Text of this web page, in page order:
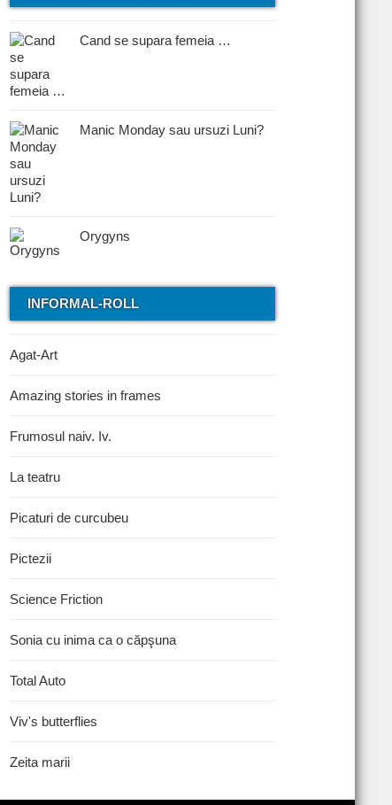
Cand se supara femeia …
Manic Monday sau ursuzi Luni?
Orygyns
INFORMAL-ROLL
Agat-Art
Amazing stories in frames
Frumosul naiv. Iv.
La teatru
Picaturi de curcubeu
Pictezii
Science Friction
Sonia cu inima ca o căpşuna
Total Auto
Viv's butterflies
Zeita marii